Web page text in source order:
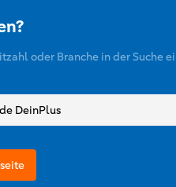
oder Branche in der Suche